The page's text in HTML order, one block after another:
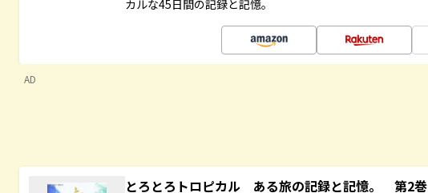
カルな45日間の記録と記憶。
AD
とろとろトロピカル ある旅の記録と記憶。 第2巻